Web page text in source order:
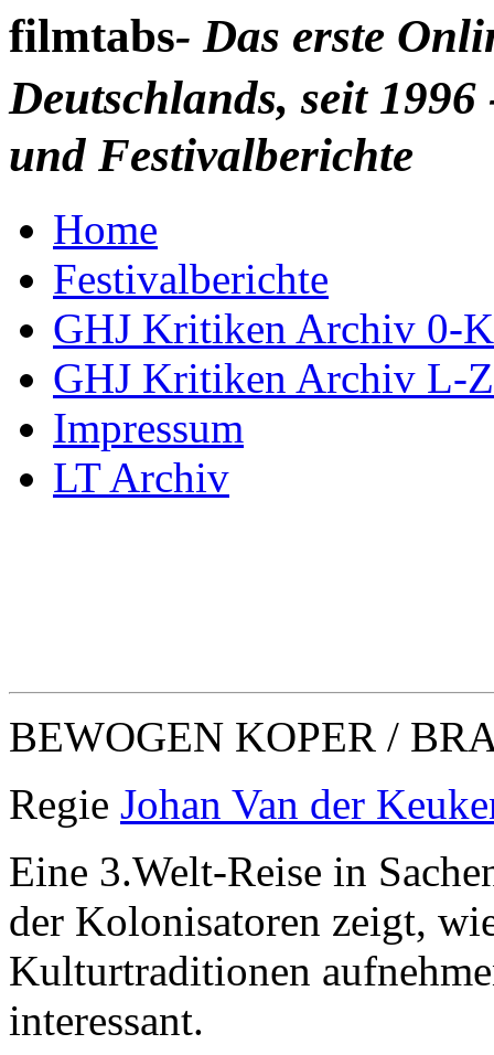
filmtabs- Das erste
Deutschlands, seit
und Festivalberichte
Home
Festivalberichte
GHJ Kritiken Archiv 0-K
GHJ Kritiken Archiv L-Z
Impressum
LT Archiv
BEWOGEN KOPER /
Regie Johan Van der
Eine 3.Welt-Reise in
der Kolonisatoren zeigt,
Kulturtraditionen
interessant.